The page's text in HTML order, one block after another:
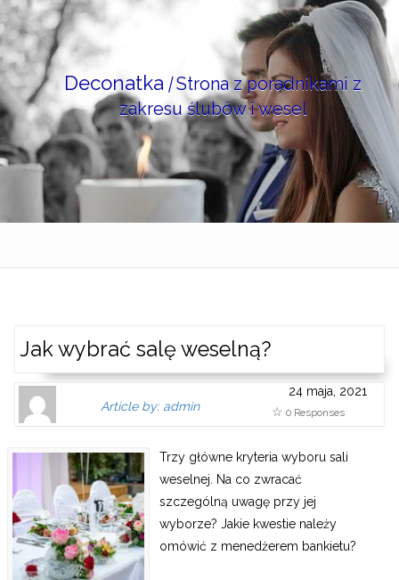
Skip
to
content
Deconatka |Strona z poradnikami z
zakresu ślubów i wesel
Jak wybrać salę weselną?
Author
Gravatar
Clickable
link
to
Author
Article by: admin
link
author
website
or
other
works.
24 maja, 2021
0 Responses
Trzy główne kryteria wyboru sali
weselnej. Na co zwracać
szczególną uwagę przy jej
wyborze? Jakie kwestie należy
omówić z menedżerem bankietu?